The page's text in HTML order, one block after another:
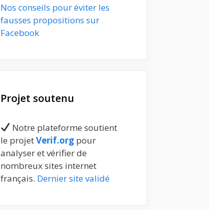
Nos conseils pour éviter les
fausses propositions sur
Facebook
Projet soutenu
Notre plateforme soutient
le projetVerif.org pour
analyser et vérifier de
nombreux sites internet
français. Dernier site validé